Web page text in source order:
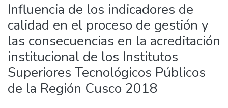
Influencia de los indicadores de
calidad en el proceso de gestión y
las consecuencias en la acreditación
institucional de los Institutos
Superiores Tecnológicos Públicos
de la Región Cusco 2018